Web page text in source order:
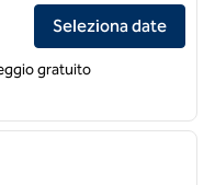
Suites by Hilton Fresno
Seleziona date
gratuito